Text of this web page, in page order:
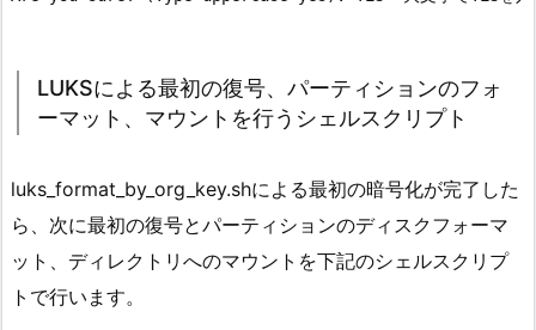
LUKSによる最初の復号、パーティションのフォ
ーマット、マウントを行うシェルスクリプト
luks_format_by_org_key.shによる最初の暗号化が完了した
ら、次に最初の復号とパーティションのディスクフォーマ
ット、ディレクトリへのマウントを下記のシェルスクリプ
トで行います。